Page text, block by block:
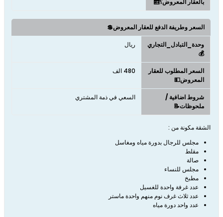
بالعقار المعروض؟🛗
السعر وطريفة الدفع للعقار المعروض💲
وحدة_التبادل_التجاري
💰
ريال
السعر المطلوب للعقار
المعروض💵
480 الف
شروط اضافية /
ملحوظات📝
السعي في ذمة المشتري
الشقة مكونة من :
مجلس للرجال بدورة مياه ومغاسل
مقلط
صالة
مجلس للنساء
مطبخ
عدد غرفة واحدة للغسيل
عدد ثلاث غرف نوم منهم واحدة ماستر
عدد واحد دورة مياه